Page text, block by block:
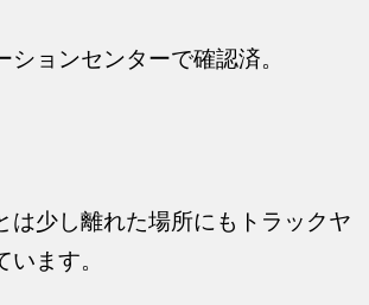
ョンセンターで確認済。
は少し離れた場所にもトラックヤ
ます。